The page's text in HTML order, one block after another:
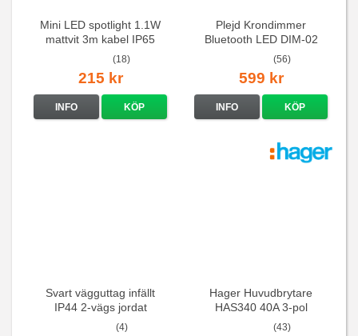
Mini LED spotlight 1.1W
mattvit 3m kabel IP65
(18)
215 kr
INFO KÖP
Plejd Krondimmer
Bluetooth LED DIM-02
(56)
599 kr
INFO KÖP
Svart vägguttag infällt
IP44 2-vägs jordat
(4)
Hager Huvudbrytare
HAS340 40A 3-pol
(43)